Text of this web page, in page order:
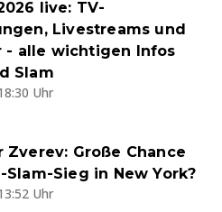
live: TV-
Livestreams und
- alle wichtigen Infos
Slam
Uhr
Zverev: Große Chance
Slam-Sieg in New York?
Uhr